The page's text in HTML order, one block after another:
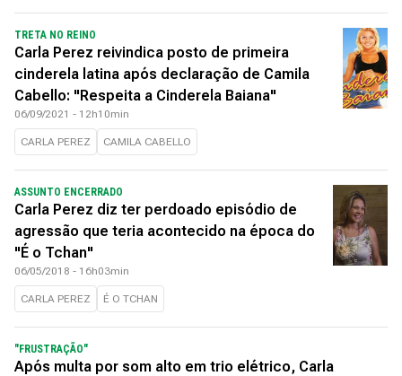
TRETA NO REINO
Carla Perez reivindica posto de primeira
cinderela latina após declaração de Camila
Cabello: "Respeita a Cinderela Baiana"
06/09/2021 - 12h10min
CARLA PEREZ CAMILA CABELLO
ASSUNTO ENCERRADO
Carla Perez diz ter perdoado episódio de
agressão que teria acontecido na época do
"É o Tchan"
06/05/2018 - 16h03min
CARLA PEREZ É O TCHAN
"FRUSTRAÇÃO"
Após multa por som alto em trio elétrico, Carla